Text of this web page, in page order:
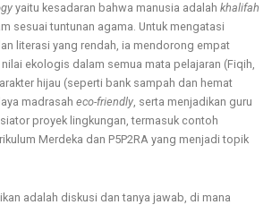
yaitu kesadaran bahwa manusia adalah khalifah
sesuai tuntunan agama. Untuk mengatasi
literasi yang rendah, ia mendorong empat
ekologis dalam semua mata pelajaran (Fiqih,
hijau (seperti bank sampah dan hemat
madrasah eco-friendly, serta menjadikan guru
proyek lingkungan, termasuk contoh
Merdeka dan P5P2RA yang menjadi topik
adalah diskusi dan tanya jawab, di mana